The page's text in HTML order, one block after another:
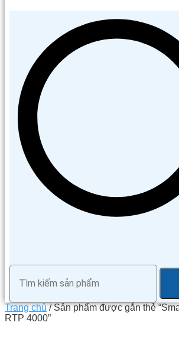
Trang chủ/ Sản phẩm được gắn thẻ
RTP 4000”